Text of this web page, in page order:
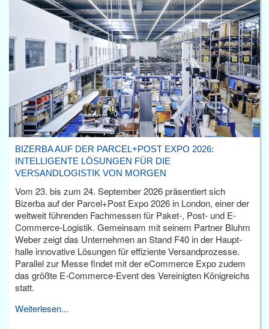
BIZERBA AUF DER PARCEL+POST EXPO 2026:
INTELLIGENTE LÖSUNGEN FÜR DIE
VERSANDLOGISTIK VON MORGEN
Vom 23. bis zum 24. September 2026 präsentiert sich
Bizerba auf der Parcel+Post Expo 2026 in London, einer der
weltweit führenden Fachmessen für Paket-, Post- und E-
Commerce-Logistik. Gemeinsam mit seinem Partner Bluhm
Weber zeigt das Unternehmen an Stand F40 in der Haupt­
halle innovative Lösungen für effiziente Versandprozesse.
Parallel zur Messe findet mit der eCommerce Expo zudem
das größte E-Commerce-Event des Vereinigten Königreichs
statt.
Weiterlesen...